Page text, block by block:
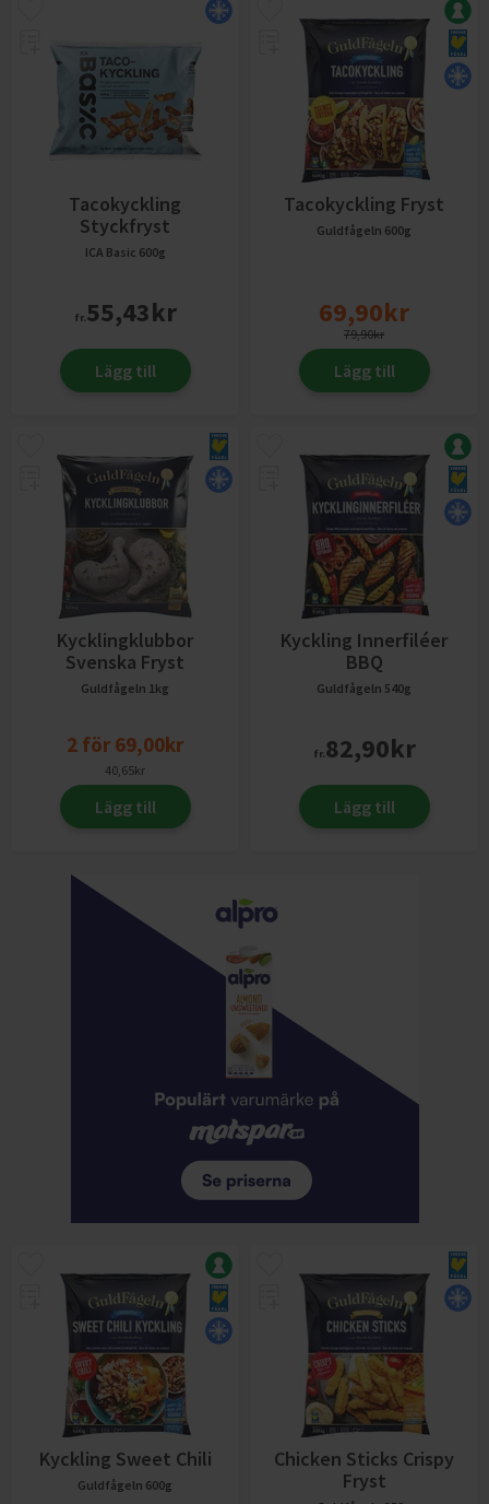
Tacokyckling
Styckfryst
ICA Basic 600g
fr.55,43kr
Lägg till
Tacokyckling Fryst
Guldfågeln 600g
69,90kr
79,90kr
Lägg till
Kycklingklubbor
Svenska Fryst
Guldfågeln 1kg
2 för 69,00kr
40,65kr
Lägg till
Kyckling Innerfiléer
BBQ
Guldfågeln 540g
fr.82,90kr
Lägg till
Kyckling Sweet Chili
Guldfågeln 600g
Chicken Sticks Crispy
Fryst